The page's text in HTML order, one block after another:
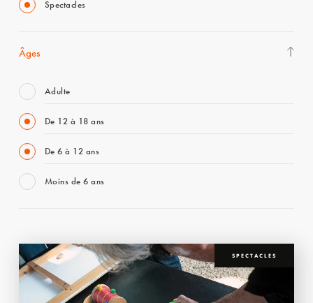
Spectacles
Âges
Adulte
De 12 à 18 ans
De 6 à 12 ans
Moins de 6 ans
SPECTACLES